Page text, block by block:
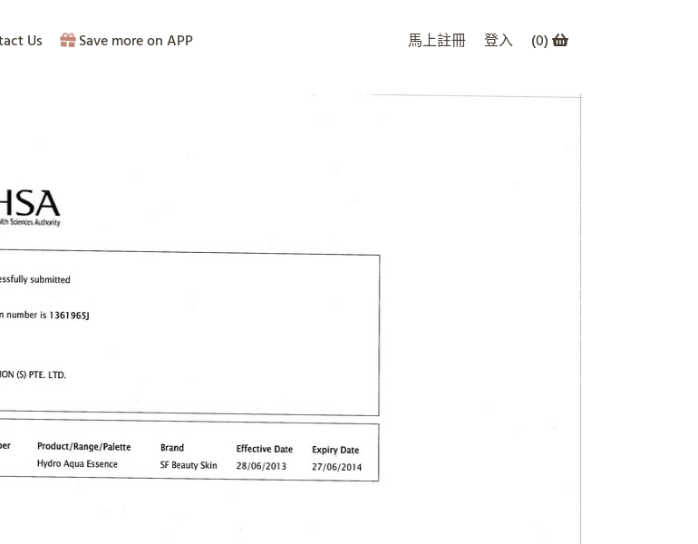
Us Save more on APP 馬上註冊 登入 (0)